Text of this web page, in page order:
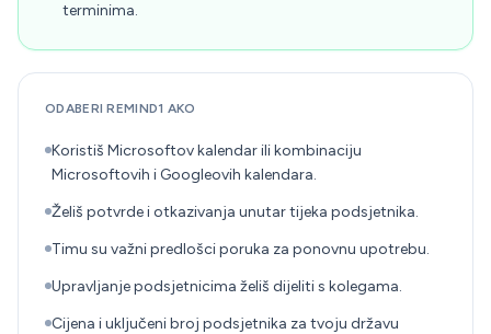
terminima.
ODABERI REMIND1 AKO
Koristiš Microsoftov kalendar ili kombinaciju
Microsoftovih i Googleovih kalendara.
Želiš potvrde i otkazivanja unutar tijeka podsjetnika.
Timu su važni predlošci poruka za ponovnu upotrebu.
Upravljanje podsjetnicima želiš dijeliti s kolegama.
Cijena i uključeni broj podsjetnika za tvoju državu